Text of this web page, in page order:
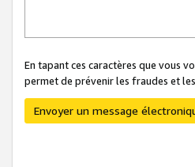
En tapant ces caractères que vous
permet de prévenir les fraudes et
Envoyer un message